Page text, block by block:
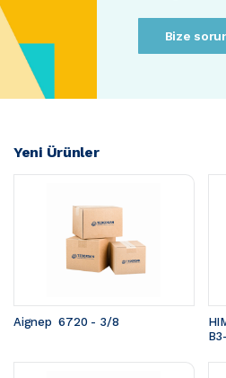
Bize
Yeni Ürünler
Aignep  6720 - 3/8